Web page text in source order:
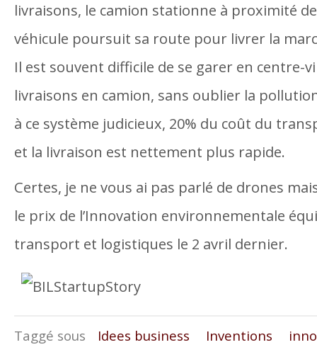
livraisons, le camion stationne à proximité
véhicule poursuit sa route pour livrer la
Il est souvent difficile de se garer en centre-
livraisons en camion, sans oublier la
à ce système judicieux, 20% du coût du
et la livraison est nettement plus rapide.
Certes, je ne vous ai pas parlé de drones
le prix de l’Innovation environnementale
transport et logistiques le 2 avril dernier.
Taggé sous Idees business Inventions